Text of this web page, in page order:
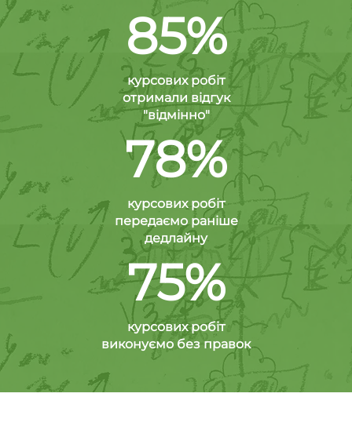
85%
курсових робіт
отримали відгук
"відмінно"
78%
курсових робіт
передаємо раніше
дедлайну
75%
курсових робіт
виконуємо без правок